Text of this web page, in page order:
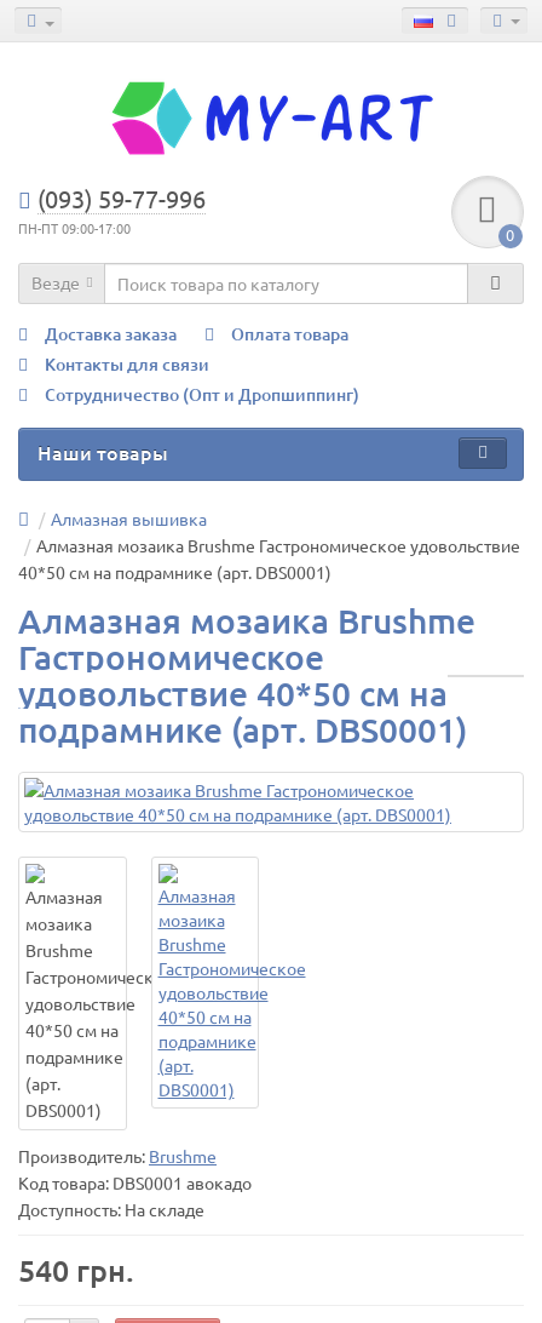
(093) 59-77-996
ПН-ПТ 09:00-17:00 0
Везде
Доставка заказа
Оплата товара
Контакты для связи
Сотрудничество (Опт и Дропшиппинг)
Наши товары
Алмазная вышивка
Алмазная мозаика Brushme Гастрономическое удовольствие
40*50 см на подрамнике (арт. DBS0001)
Алмазная мозаика Brushme
Гастрономическое
удовольствие 40*50 см на
подрамнике (арт. DBS0001)
Производитель: Brushme
Код товара: DBS0001 авокадо
Доступность: На складе
540 грн.